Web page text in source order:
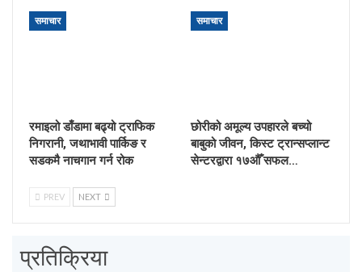
समाचार
रमाइलो डाँडामा बढ्यो ट्राफिक
निगरानी, जथाभावी पार्किङ र
सडकमै नाचगान गर्न रोक
समाचार
छोरीको अमूल्य उपहारले बच्यो
बाबुको जीवन, किस्ट ट्रान्सप्लान्ट
सेन्टरद्वारा १७औँ सफल…
PREV NEXT
प्रतिक्रिया